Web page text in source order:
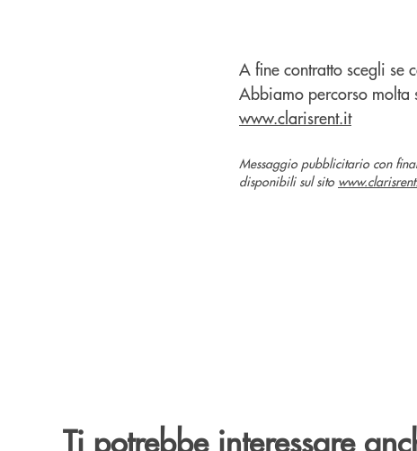
A fine contratto scegli se
Abbiamo percorso molta
www.clarisrent.it
Messaggio pubblicitario con
disponibili sul sito
Ti potrebbe interessare